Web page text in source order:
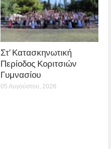
Στ’ Κατασκηνωτική
Περίοδος Κοριτσιών
Γυμνασίου
05 Αυγούστου, 2026